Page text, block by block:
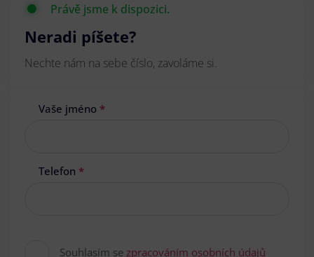
Právě jsme k dispozici.
Neradi píšete?
Nechte nám na sebe číslo, zavoláme si.
Vaše jméno *
Telefon *
Souhlasím se zpracováním osobních údajů